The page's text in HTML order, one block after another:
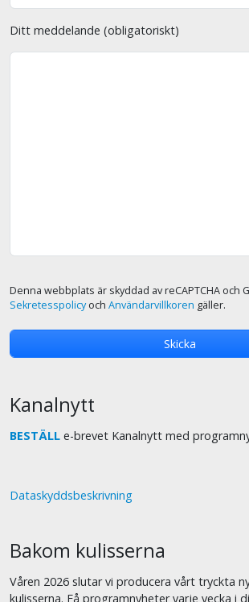
Ditt meddelande (obligatoriskt)
Denna webbplats är skyddad av reCAPTCHA och
Sekretesspolicyoch Användarvillkoren gäller.
Kanalnytt
BESTÄLL e-brevet Kanalnytt med
Dataskyddsbeskrivning
Bakom kulisserna
Våren 2026 slutar vi producera vårt tryckta
kulisserna. Få programnyheter varje vecka i